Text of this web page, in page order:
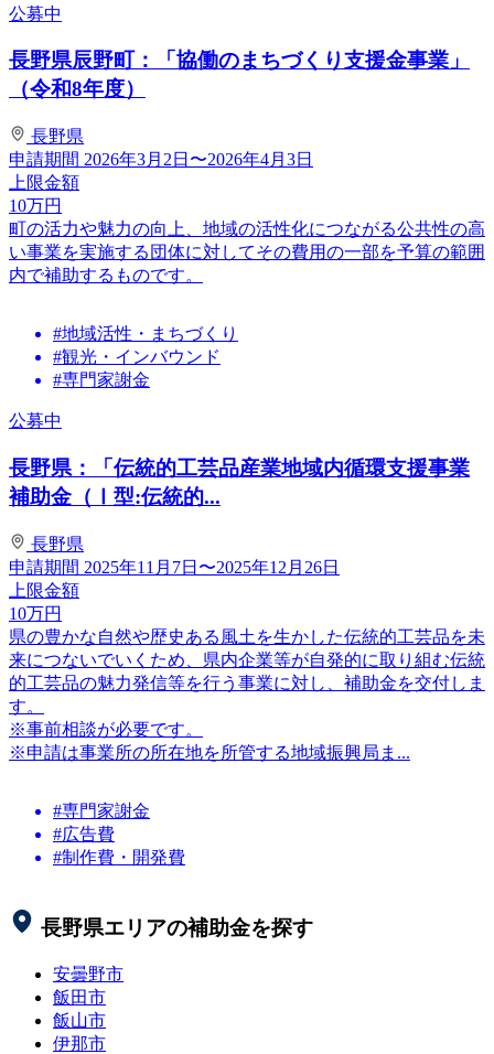
公募中
長野県辰野町：「協働のまちづくり支援金事業」
（令和8年度）
長野県
申請期間 2026年3月2日〜2026年4月3日
上限金額
10万円
町の活力や魅力の向上、地域の活性化につながる公共性の高
い事業を実施する団体に対してその費用の一部を予算の範囲
内で補助するものです。
#地域活性・まちづくり
#観光・インバウンド
#専門家謝金
公募中
長野県：「伝統的工芸品産業地域内循環支援事業
補助金（Ⅰ型:伝統的...
長野県
申請期間 2025年11月7日〜2025年12月26日
上限金額
10万円
県の豊かな自然や歴史ある風土を生かした伝統的工芸品を未
来につないでいくため、県内企業等が自発的に取り組む伝統
的工芸品の魅力発信等を行う事業に対し、補助金を交付しま
す。
※事前相談が必要です。
※申請は事業所の所在地を所管する地域振興局ま...
#専門家謝金
#広告費
#制作費・開発費
長野県エリアの補助金を探す
安曇野市
飯田市
飯山市
伊那市